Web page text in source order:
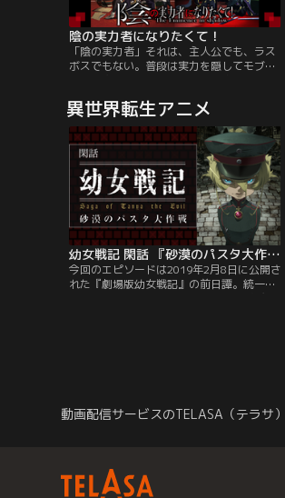
陰の実力者になりたくて！
「陰の実力者」それは、主人公でも、ラス
ボスでもない。普段は実力を隠してモブに
日々モブとして目立たず生活しながら、力
を求めて修業していた少年は、事故で命を
失い、異世界に転生した。シド・カゲノー
として生まれ変わった少年は、これを幸い
と異世界で「陰の実力者」設定を楽し
む…。
異世界転生アニメ
幼女戦記 閑話 『砂漠のパスタ大作戦』
今回のエピソードは2019年2月8日に公開さ
れた『劇場版幼女戦記』の前日譚。統一暦
動画配信サービスのTELASA（テラサ）